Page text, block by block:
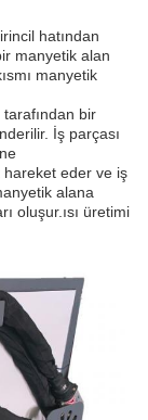
hatından
manyetik alan
manyetik
tarafından bir
İş parçası
eder ve iş
alana
oluşur.ısı üretimi